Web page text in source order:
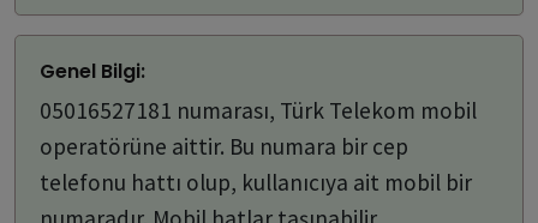
Genel Bilgi:
05016527181 numarası, Türk Telekom mobil
operatörüne aittir. Bu numara bir cep
telefonu hattı olup, kullanıcıya ait mobil bir